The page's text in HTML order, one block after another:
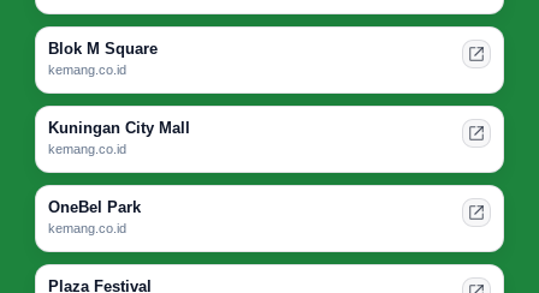
Blok M Square
kemang.co.id
Kuningan City Mall
kemang.co.id
OneBel Park
kemang.co.id
Plaza Festival